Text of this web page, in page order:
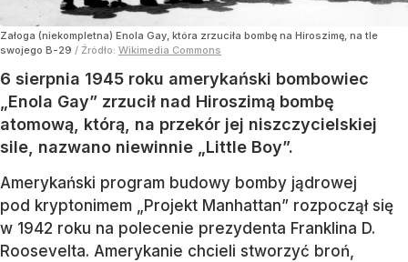
Załoga (niekompletna) Enola Gay, która zrzuciła bombę na Hiroszimę, na tle
swojego B-29 / Źródło: Wikimedia Commons
6 sierpnia 1945 roku amerykański bombowiec
„Enola Gay” zrzucił nad Hiroszimą bombę
atomową, którą, na przekór jej niszczycielskiej
sile, nazwano niewinnie „Little Boy”.
Amerykański program budowy bomby jądrowej
pod kryptonimem „Projekt Manhattan” rozpoczął się
w 1942 roku na polecenie prezydenta Franklina D.
Roosevelta. Amerykanie chcieli stworzyć broń,